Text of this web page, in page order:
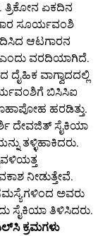
ತ್ರಿಕೋನ ಏಕದಿನ
ಸೂರ್ಯವಂಶಿ
ಆಟಗಾರನ
ಎಂದು ವರದಿಯಾಗಿದೆ.
ವಾಗ್ವಾದದಲ್ಲಿ
ಬಿಸಿಸಿಐ
ಹರಡಿತ್ತು.
ದೇವಜಿತ್ ಸೈಕಿಯಾ
ತಳ್ಳಿಹಾಕಿದರು.
ನೀಡುತ್ತೇವೆ.
ಅವರು
ಸೈಕಿಯಾ ತಿಳಿಸಿದರು.
ಹಲಂಬಾಗೆ ವಿರುದ್ಧ ಎಸ್‌ಎಲ್‌ಸಿ ಕ್ರಮಗಳು